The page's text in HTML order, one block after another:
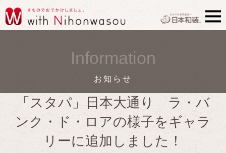
Information
お知らせ
「スタパ」日本大通り ラ・バ
ンク・ド・ロアの様子をギャラ
リーに追加しました！